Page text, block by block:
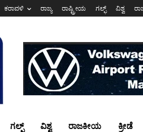
ಕರಾವಳಿ ರಾಜ್ಯ ರಾಷ್ಟ್ರೀಯ ಗಲ್ಫ್ ವಿಶ್ವ
ಗಲ್ಫ್ ವಿಶ್ವ ರಾಜಕೀಯ ಕ್ರೀಡೆ